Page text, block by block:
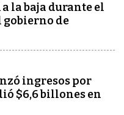
a la baja durante el
de
ingresos por
$6,6 billones en